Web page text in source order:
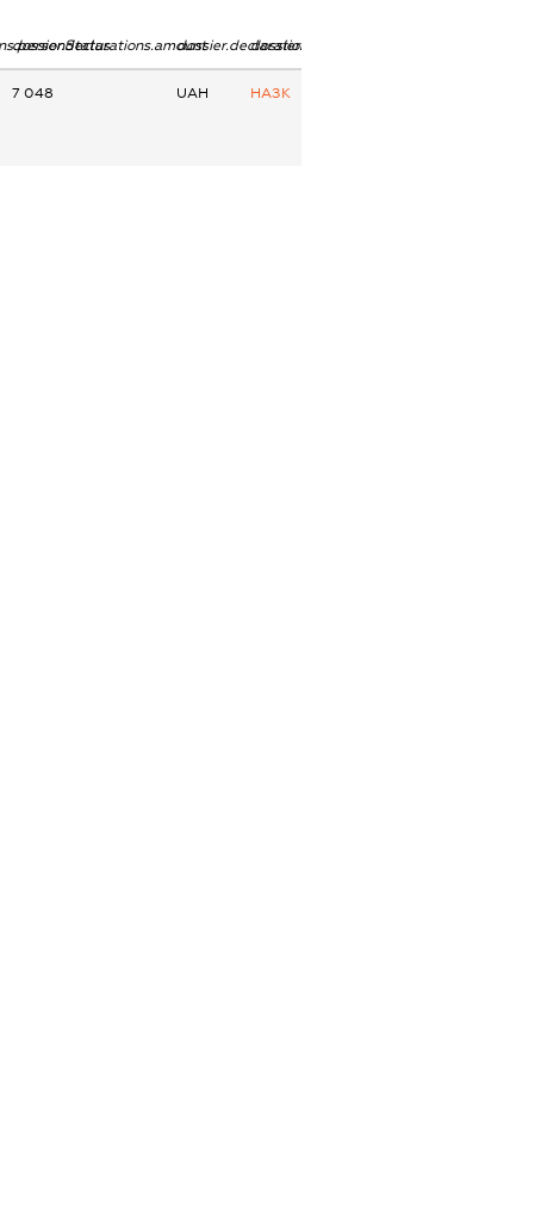
dossier.declarations.amountdossier.declarations.currency
dossier.declarations.source
7 048 UAH НАЗК